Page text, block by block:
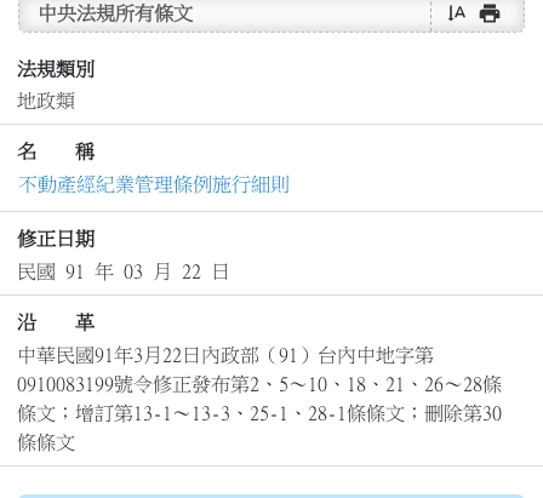
中央法規所有條文 text_rotate_vertical print
法規類別
地政類
名 稱
不動產經紀業管理條例施行細則
修正日期
民國 91 年 03 月 22 日
沿 革
中華民國91年3月22日內政部（91）台內中地字第
0910083199號令修正發布第2、5～10、18、21、26～28條
條文；增訂第13-1～13-3、25-1、28-1條條文；刪除第30
條條文